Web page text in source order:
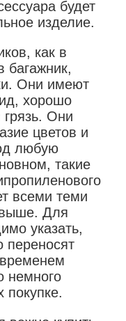
будет
изделие.
как в
багажник,
Они имеют
хорошо
Они
цветов и
любую
такие
всеми теми
выше. Для
указать,
переносят
немного
покупке.